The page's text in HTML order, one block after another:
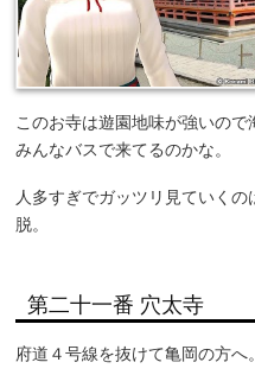
このお寺は遊園地味が強いので
みんなバスで来てるのかな。
人多すぎでガッツリ見ていく
脱。
第二十一番 穴太寺
府道４号線を抜けて亀岡の方へ。